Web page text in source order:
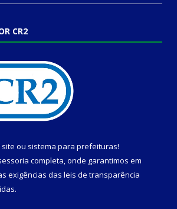
CR2
ou sistema para prefeituras!
completa, onde garantimos em
exigências das leis de transparência